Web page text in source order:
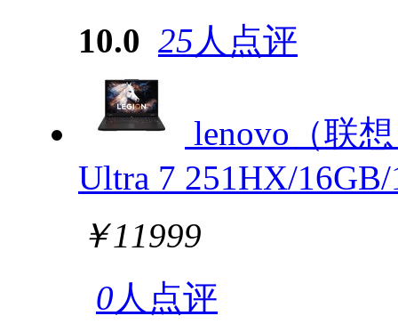
10.0 25人点评
lenovo（联
Ultra 7 251HX/
￥11999
0人点评